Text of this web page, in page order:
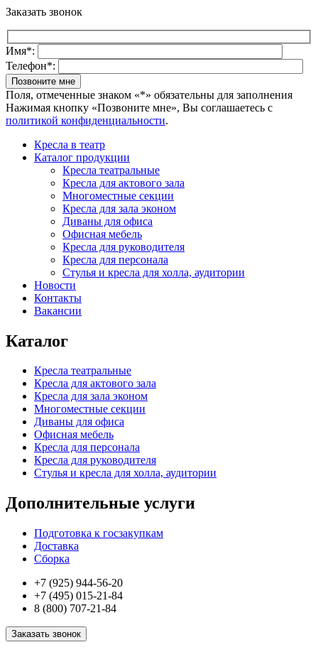
Заказать звонок
Имя*:
Телефон*:
Поля, отмеченные знаком «*» обязательны для заполнения
Нажимая кнопку «Позвоните мне», Вы соглашаетесь с
политикой конфиденциальности.
Кресла в театр
Каталог продукции
Кресла театральные
Кресла для актового зала
Многоместные секции
Кресла для зала эконом
Диваны для офиса
Офисная мебель
Кресла для руководителя
Кресла для персонала
Стулья и кресла для холла, аудитории
Новости
Контакты
Вакансии
Каталог
Кресла театральные
Кресла для актового зала
Кресла для зала эконом
Многоместные секции
Диваны для офиса
Офисная мебель
Кресла для персонала
Кресла для руководителя
Стулья и кресла для холла, аудитории
Дополнительные услуги
Подготовка к госзакупкам
Доставка
Сборка
+7 (925) 944-56-20
+7 (495) 015-21-84
8 (800) 707-21-84
Заказать звонок